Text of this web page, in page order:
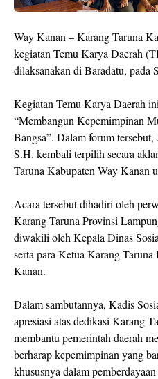
Way Kanan – Karang Taruna
kegiatan Temu Karya Daerah
dilaksanakan di Baradatu, pada
Kegiatan Temu Karya Daerah
“Membangun Kepemimpinan
Bangsa”. Dalam forum
S.H. kembali terpilih secara
Taruna Kabupaten Way Kanan
Acara tersebut dihadiri oleh
Karang Taruna Provinsi
diwakili oleh Kepala Dinas
serta para Ketua Karang
Kanan.
Dalam sambutannya, Kadis
apresiasi atas dedikasi Karang
membantu pemerintah daerah
berharap kepemimpinan yang
khususnya dalam